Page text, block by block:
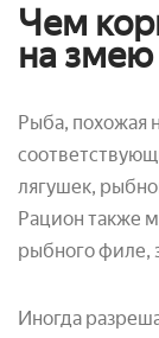
Чем
на змею
Рыба, похожая
лягушек,
Рацион также
рыбного филе,
Иногда